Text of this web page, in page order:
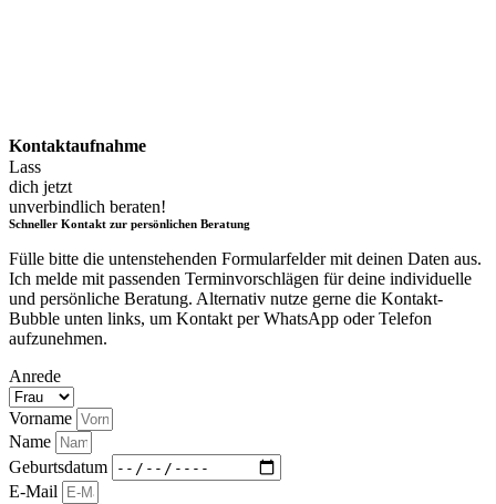
Kontaktaufnahme
Lass
dich jetzt
unverbindlich beraten!
Schneller Kontakt zur persönlichen Beratung
Fülle bitte die untenstehenden Formularfelder mit deinen Daten aus.
Ich melde mit passenden Terminvorschlägen für deine individuelle
und persönliche Beratung. Alternativ nutze gerne die Kontakt-
Bubble unten links, um Kontakt per WhatsApp oder Telefon
aufzunehmen.
Anrede
Vorname
Name
Geburtsdatum
E-Mail